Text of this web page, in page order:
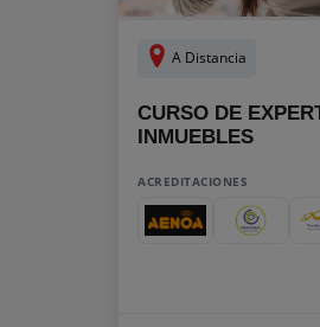
A Distancia
CURSO DE
INMUEBLES
ACREDITACIONES